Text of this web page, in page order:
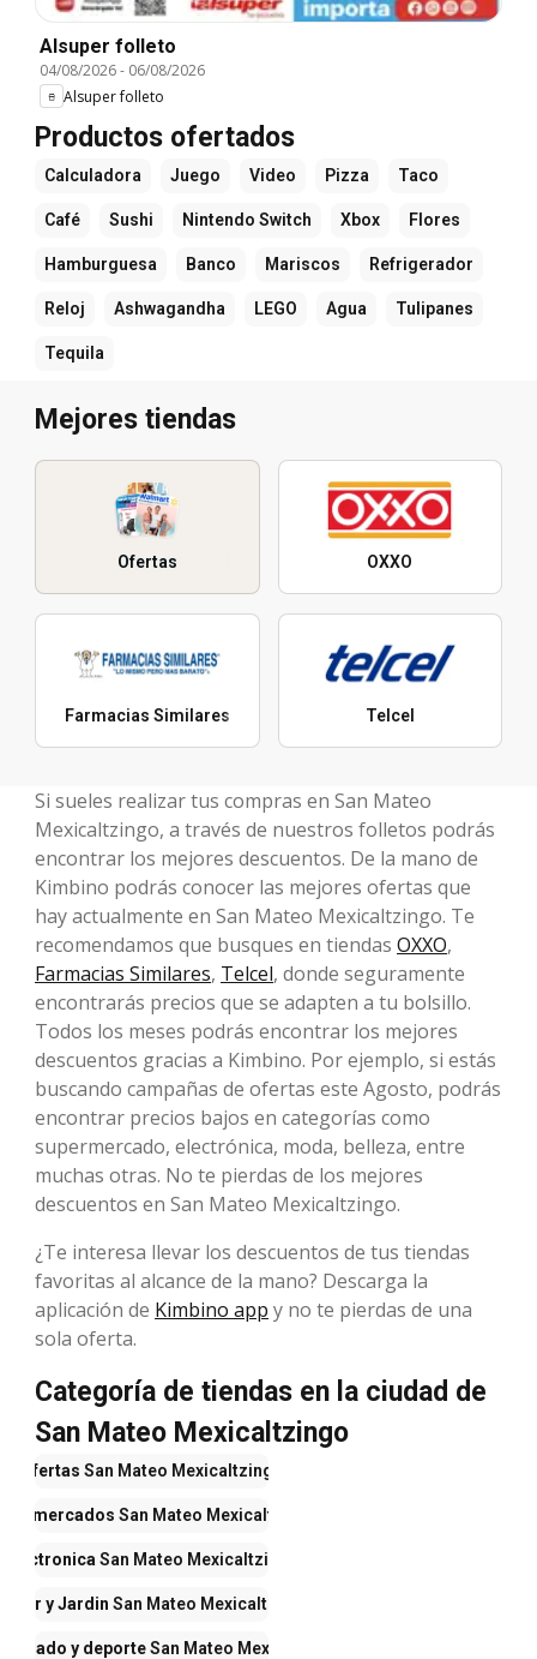
Alsuper folleto
04/08/2026- 06/08/2026
Alsuper folleto
Productos ofertados
Calculadora Juego Video Pizza Taco
Café Sushi Nintendo Switch Xbox Flores
Hamburguesa Banco Mariscos Refrigerador
Reloj Ashwagandha LEGO Agua Tulipanes
Tequila
Mejores tiendas
Ofertas OXXO
Farmacias Similares Telcel
Si sueles realizar tus compras en San Mateo
Mexicaltzingo, a través de nuestros folletos podrás
encontrar los mejores descuentos. De la mano de
Kimbino podrás conocer las mejores ofertas que
hay actualmente en San Mateo Mexicaltzingo. Te
recomendamos que busques en tiendas OXXO,
Farmacias Similares, Telcel, donde seguramente
encontrarás precios que se adapten a tu bolsillo.
Todos los meses podrás encontrar los mejores
descuentos gracias a Kimbino. Por ejemplo, si estás
buscando campañas de ofertas este Agosto, podrás
encontrar precios bajos en categorías como
supermercado, electrónica, moda, belleza, entre
muchas otras. No te pierdas de los mejores
descuentos en San Mateo Mexicaltzingo.
¿Te interesa llevar los descuentos de tus tiendas
favoritas al alcance de la mano? Descarga la
aplicación de Kimbino app y no te pierdas de una
sola oferta.
Categoría de tiendas en la ciudad de
San Mateo Mexicaltzingo
Ofertas San Mateo Mexicaltzingo
San Mateo Mexicaltzingo
Electronica San Mateo Mexicaltzingo
y Jardin San Mateo Mexicaltzingo
calzado y deporteSan Mateo Mexicaltzingo